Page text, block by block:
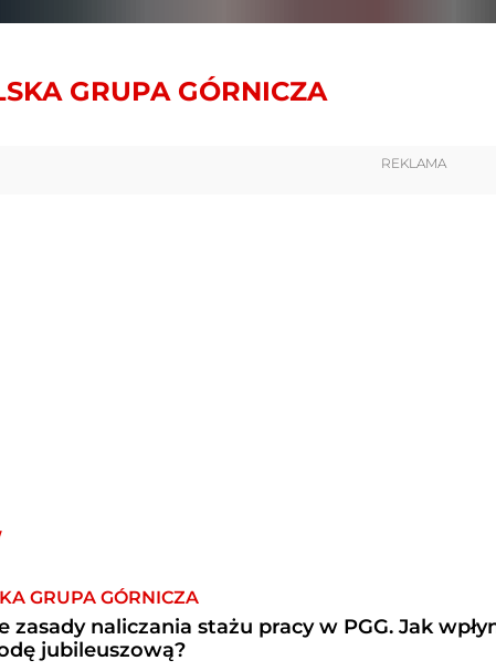
GRUPA GÓRNICZA
REKLAMA
GRUPA GÓRNICZA
zasady naliczania stażu pracy w PGG. Jak
jubileuszową?